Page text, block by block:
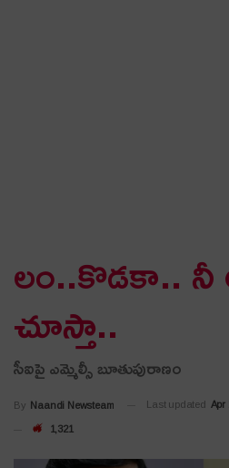
లం..కొడ‌కా.. నీ
చూస్తా..
సీఐపై ఎమ్మెల్సీ బూతుపురాణం
By Naandi Newsteam Last updated Apr
1,321